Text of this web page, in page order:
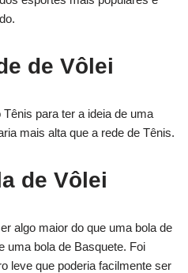
de Vôlei
para ter a ideia de uma
mais alta que a rede de Tênis.
de Vôlei
algo maior do que uma bola de
uma bola de Basquete. Foi
leve que poderia facilmente ser